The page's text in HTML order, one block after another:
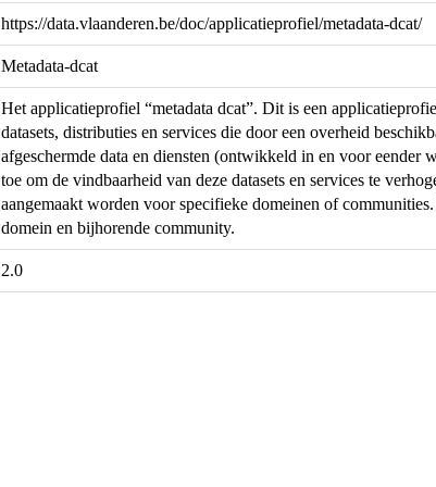
https://data.vlaanderen.be/doc/applicatieprofiel/metadata-dcat/
Metadata-dcat
Het applicatieprofiel “metadata dcat”. Dit is een
datasets, distributies en services die door een overheid
afgeschermde data en diensten (ontwikkeld in en voor eender
toe om de vindbaarheid van deze datasets en services te
aangemaakt worden voor specifieke domeinen of
domein en bijhorende community.
2.0